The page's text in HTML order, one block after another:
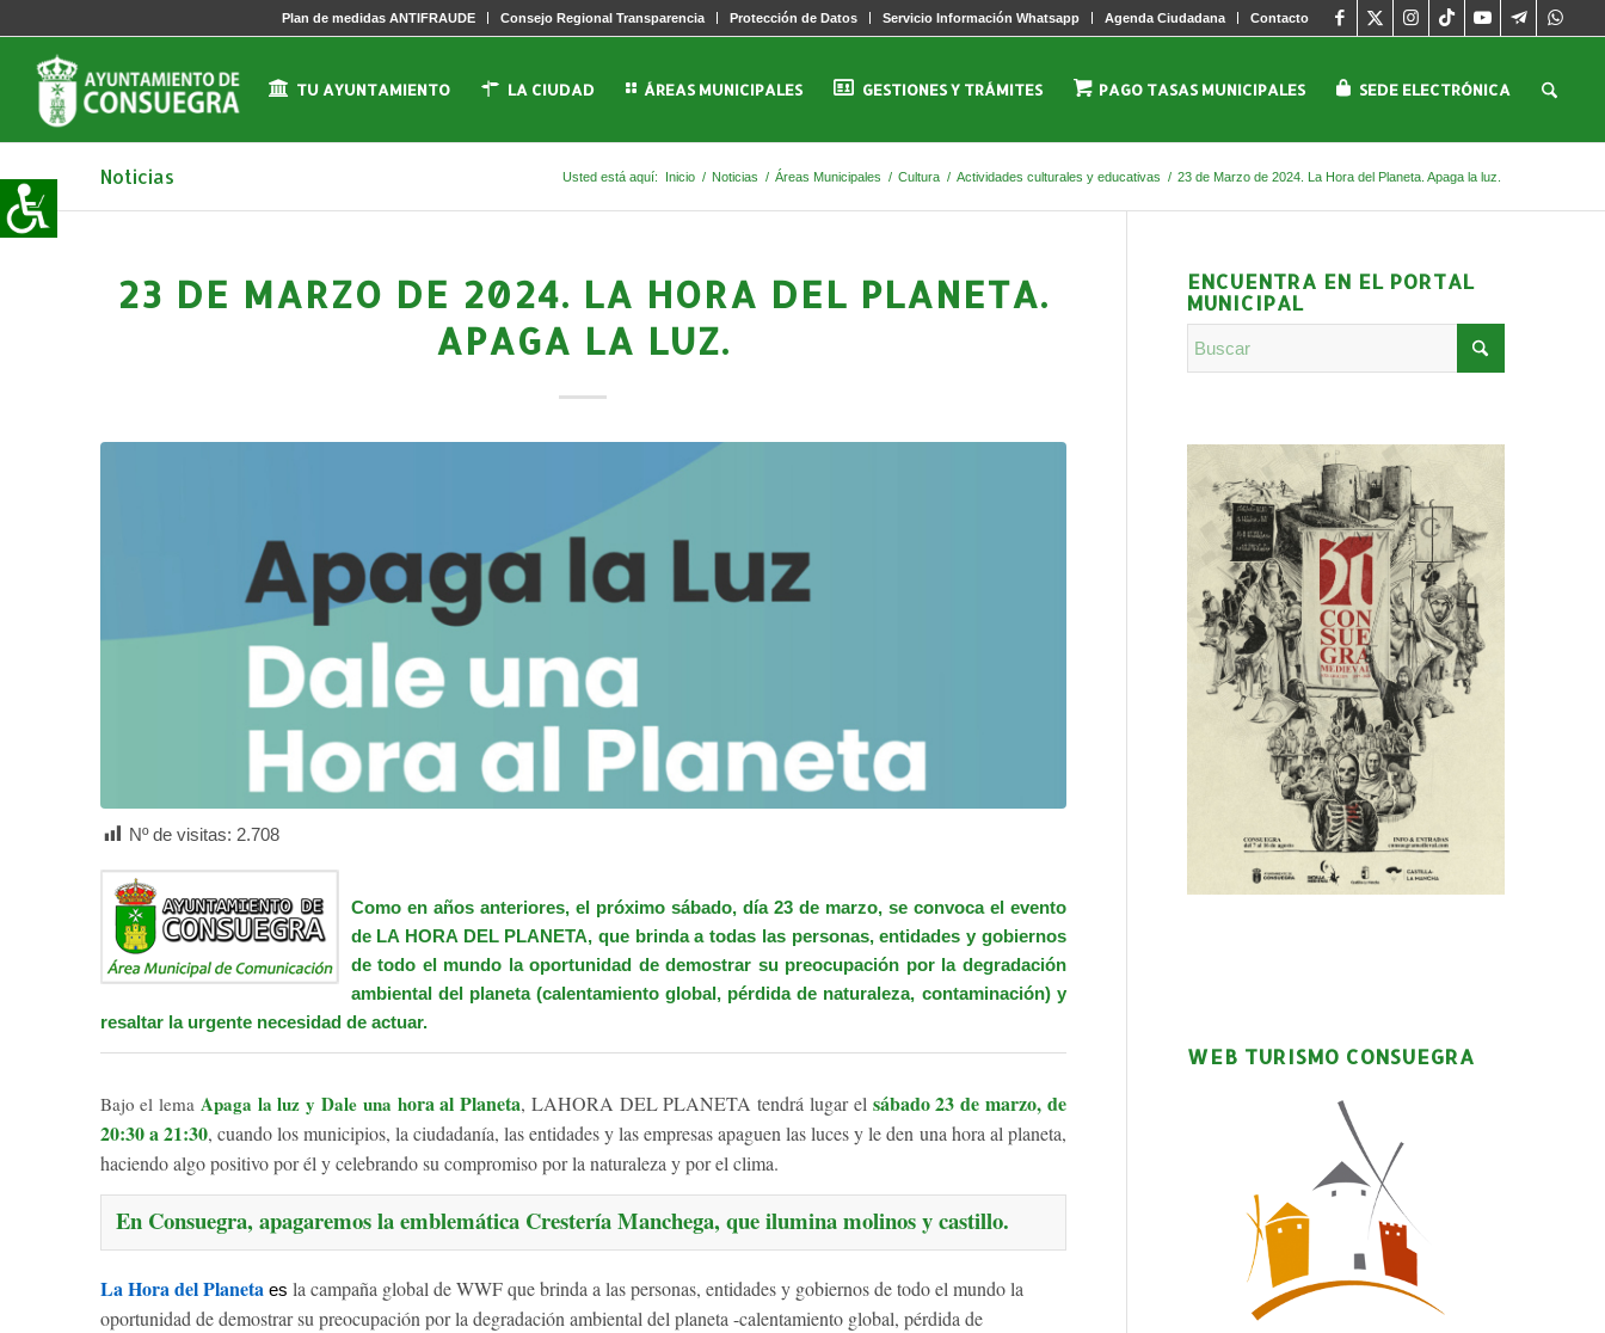
Plan de medidas ANTIFRAUDE Consejo Regional Transparencia Protección de Datos Servicio Información Whatsapp Agenda Ciudadana Contacto
TU AYUNTAMIENTO LA CIUDAD ÁREAS MUNICIPALES GESTIONES Y TRÁMITES PAGO TASAS MUNICIPALES SEDE ELECTRÓNICA
Noticias Usted está aquí: Inicio / Noticias / Áreas Municipales / Cultura / Actividades culturales y educativas / 23 de Marzo de 2024. La Hora del Planeta. Apaga la luz.
23 DE MARZO DE 2024. LA HORA DEL PLANETA.
APAGA LA LUZ.
Nº de visitas: 2.708
Como en años anteriores, el próximo sábado, día 23 de marzo, se convoca el evento
de LA HORA DEL PLANETA, que brinda a todas las personas, entidades y gobiernos
de todo el mundo la oportunidad de demostrar su preocupación por la degradación
ambiental del planeta (calentamiento global, pérdida de naturaleza, contaminación) y
resaltar la urgente necesidad de actuar.
Bajo el lema Apaga la luz y Dale una hora al Planeta, LAHORA DEL PLANETA tendrá lugar el sábado 23 de marzo, de
20:30 a 21:30, cuando los municipios, la ciudadanía, las entidades y las empresas apaguen las luces y le den una hora al planeta,
haciendo algo positivo por él y celebrando su compromiso por la naturaleza y por el clima.
En Consuegra, apagaremos la emblemática Crestería Manchega, que ilumina molinos y castillo.
La Hora del Planeta es la campaña global de WWF que brinda a las personas, entidades y gobiernos de todo el mundo la
oportunidad de demostrar su preocupación por la degradación ambiental del planeta -calentamiento global, pérdida de
ENCUENTRA EN EL PORTAL
MUNICIPAL
WEB TURISMO CONSUEGRA